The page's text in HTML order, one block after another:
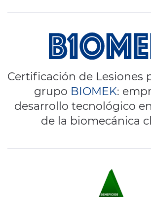
Certificación de Lesiones
grupo BIOMEK:
desarrollo tecnológico
de la biomecánica